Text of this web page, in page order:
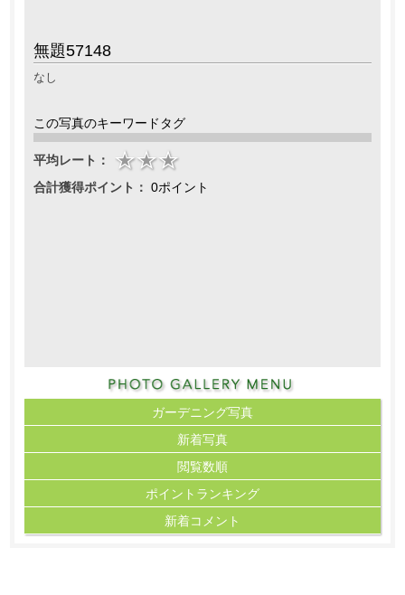
無題57148
なし
この写真のキーワードタグ
平均レート：
合計獲得ポイント： 0ポイント
ガーデニング写真
新着写真
閲覧数順
ポイント ランキング
新着コメント